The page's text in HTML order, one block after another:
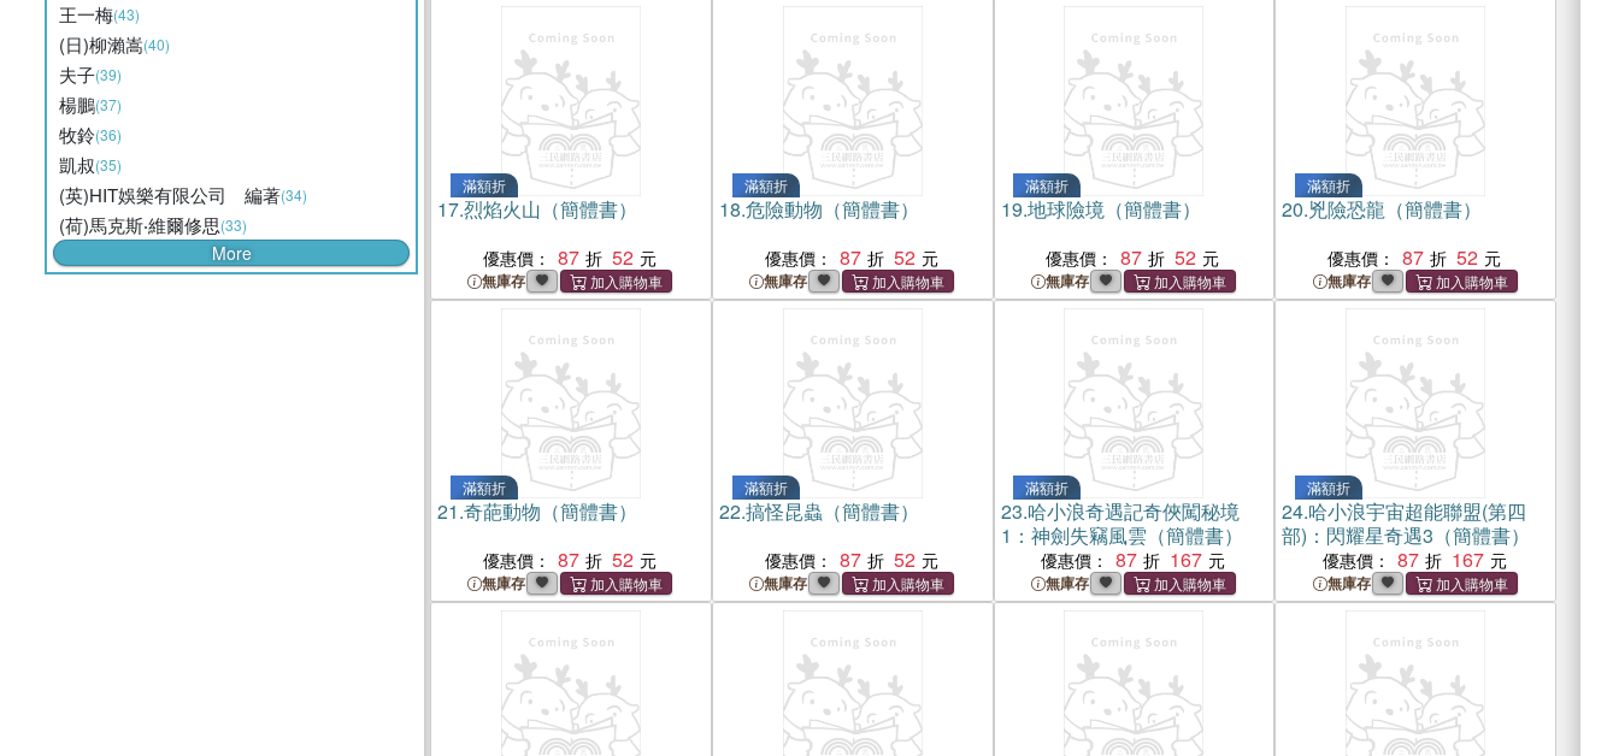
王一梅(43)
(日)柳瀨嵩(40)
夫子(39)
楊鵬(37)
牧鈴(36)
凱叔(35)
(英)HIT娛樂有限公司 編著(34)
(荷)馬克斯‧維爾修思(33)
More
滿額折
17.烈焰火山（簡體書）
優惠價： 87 52
無庫存
滿額折
18.危險動物（簡體書）
優惠價： 87 52
無庫存
滿額折
19.地球險境（簡體書）
優惠價： 87 52
無庫存
滿額折
20.兇險恐龍（簡體書）
優惠價： 87 52
無庫存
滿額折
21.奇葩動物（簡體書）
優惠價： 87 52
無庫存
滿額折
22.搞怪昆蟲（簡體書）
優惠價： 87 52
無庫存
滿額折
23.哈小浪奇遇記奇俠闖秘境
1：神劍失竊風雲（簡體書）
優惠價： 87 167
無庫存
滿額折
24.哈小浪宇宙超能聯盟(第四
部)：閃耀星奇遇3（簡體書）
優惠價： 87 167
無庫存